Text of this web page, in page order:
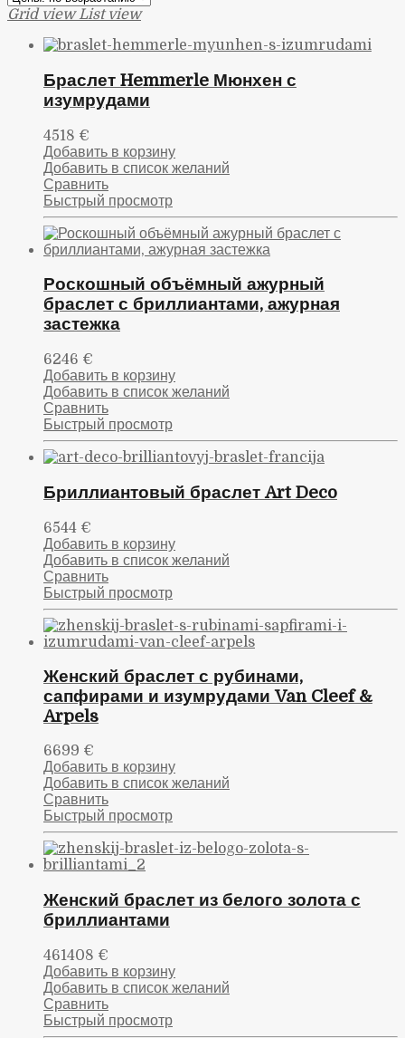
Grid view List view
Браслет Hemmerle Мюнхен с
изумрудами
4518 €
Добавить в корзину
Добавить в список желаний
Сравнить
Быстрый просмотр
Роскошный объёмный ажурный
браслет с бриллиантами, ажурная
застежка
6246 €
Добавить в корзину
Добавить в список желаний
Сравнить
Быстрый просмотр
Бриллиантовый браслет Art Deco
6544 €
Добавить в корзину
Добавить в список желаний
Сравнить
Быстрый просмотр
Женский браслет с рубинами,
сапфирами и изумрудами Van Cleef &
Arpels
6699 €
Добавить в корзину
Добавить в список желаний
Сравнить
Быстрый просмотр
Женский браслет из белого золота с
бриллиантами
461408 €
Добавить в корзину
Добавить в список желаний
Сравнить
Быстрый просмотр